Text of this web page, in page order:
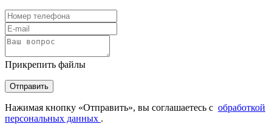
Прикрепить файлы
Нажимая кнопку «Отправить», вы соглашаетесь с обработкой
персональных данных .